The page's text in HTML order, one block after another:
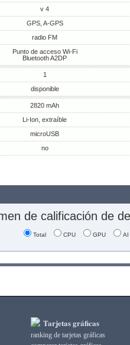
v 4
GPS, A-GPS
radio FM
Punto de acceso Wi-Fi
Bluetooth A2DP
1
disponible
2820 mAh
Li-Ion, extraíble
microUSB
no
de calificación de
Total CPU GPU AI
Tarjetas gráficas
ranking de tarjetas gráficas